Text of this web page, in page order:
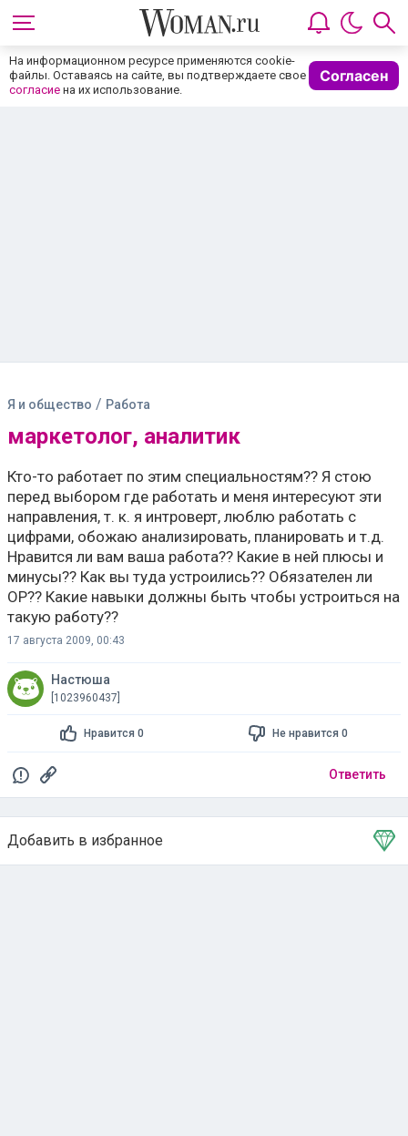
На информационном ресурсе применяются cookie-
файлы. Оставаясь на сайте, вы подтверждаете свое
согласие на их использование.
Согласен
Я и общество / Работа
маркетолог, аналитик
Кто-то работает по этим специальностям?? Я стою
перед выбором где работать и меня интересуют эти
направления, т. к. я интроверт, люблю работать с
цифрами, обожаю анализировать, планировать и т.д.
Нравится ли вам ваша работа?? Какие в ней плюсы и
минусы?? Как вы туда устроились?? Обязателен ли
ОР?? Какие навыки должны быть чтобы устроиться на
такую работу??
17 августа 2009, 00:43
Настюша
[1023960437]
Нравится 0 Не нравится 0
Ответить
Добавить в избранное
Тема в избранном